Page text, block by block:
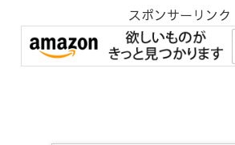
スポンサーリンク